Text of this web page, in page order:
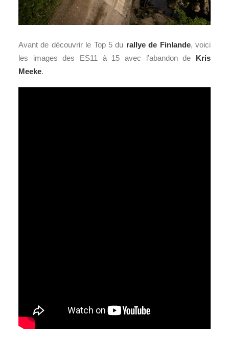
Avant de découvrir le Top 5 du rallye de Finlande, voici
les images des ES11 à 15 avec l’abandon de Kris
Meeke.